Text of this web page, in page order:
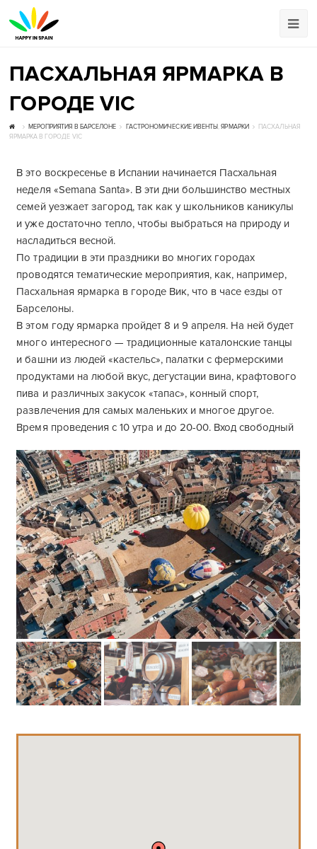
ПАСХАЛЬНАЯ ЯРМАРКА В
ГОРОДЕ VIC
МЕРОПРИЯТИЯ В БАРСЕЛОНЕ ГАСТРОНОМИЧЕСКИЕ ИВЕНТЫ ,ЯРМАРКИ
ПАСХАЛЬНАЯ
ЯРМАРКА В ГОРОДЕ VIC
В это воскресенье в Испании начинается Пасхальная
неделя «Semana Santa». В эти дни большинство местных
семей уезжает загород, так как у школьников каникулы
и уже достаточно тепло, чтобы выбраться на природу и
насладиться весной.
По традиции в эти праздники во многих городах
проводятся тематические мероприятия, как, например,
Пасхальная ярмарка в городе Вик, что в часе езды от
Барселоны.
В этом году ярмарка пройдет 8 и 9 апреля. На ней будет
много интересного — традиционные каталонские танцы
и башни из людей «кастельс», палатки с фермерскими
продуктами на любой вкус, дегустации вина, крафтового
пива и различных закусок «тапас», конный спорт,
развлечения для самых маленьких и многое другое.
Время проведения с 10 утра и до 20-00. Вход свободный